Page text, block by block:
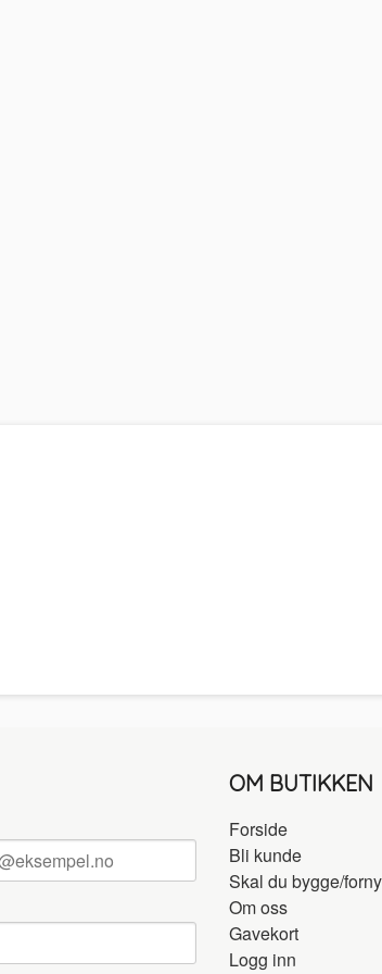
OM BUTIKKEN
Forside
Bli kunde
Skal du bygge/
Om oss
Gavekort
Logg inn